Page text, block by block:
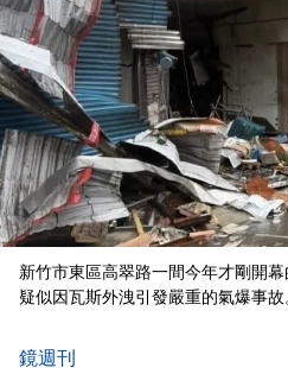
新竹市東區高翠路一間今年才剛開
疑似因瓦斯外洩引發嚴重的氣爆事故
鏡週刊